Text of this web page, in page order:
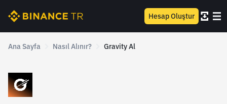
Hesap Oluştur
Ana Sayfa Nasıl Alınır? Gravity Al